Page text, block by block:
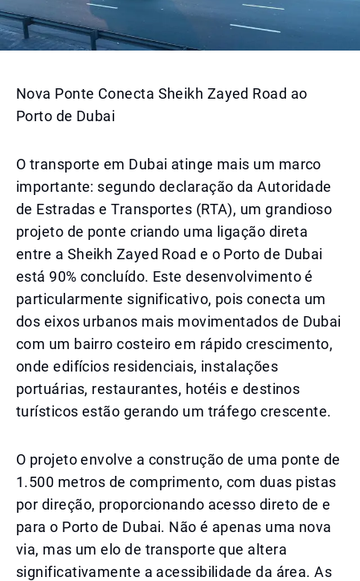
Nova Ponte Conecta Sheikh Zayed Road ao
Porto de Dubai
O transporte em Dubai atinge mais um marco
importante: segundo declaração da Autoridade
de Estradas e Transportes (RTA), um grandioso
projeto de ponte criando uma ligação direta
entre a Sheikh Zayed Road e o Porto de Dubai
está 90% concluído. Este desenvolvimento é
particularmente significativo, pois conecta um
dos eixos urbanos mais movimentados de Dubai
com um bairro costeiro em rápido crescimento,
onde edifícios residenciais, instalações
portuárias, restaurantes, hotéis e destinos
turísticos estão gerando um tráfego crescente.
O projeto envolve a construção de uma ponte de
1.500 metros de comprimento, com duas pistas
por direção, proporcionando acesso direto de e
para o Porto de Dubai. Não é apenas uma nova
via, mas um elo de transporte que altera
significativamente a acessibilidade da área. As